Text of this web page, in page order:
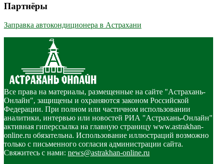
Партнёры
Заправка автокондиционера в Астрахани
Все права на материалы, размещенные на сайте "Астрахань-
Онлайн", защищены и охраняются законом Российской
Федерации. При полном или частичном использовании
аналитики, интервью или новостей РИА "Астрахань-Онлайн"
активная гиперссылка на главную страницу www.astrakhan-
online.ru обязательна. Использование иллюстраций возможно
только с письменного согласия администрации сайта.
Свяжитесь с нами: news@astrakhan-online.ru